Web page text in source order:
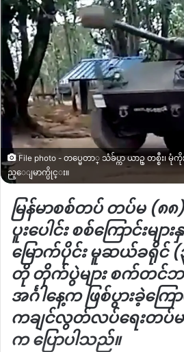
File photo - တပ္မေတာ္ သံခ်ပ္ကာ ယာဥ္ တစ္စီး၊
ည္ေျမာက္ပိုင္း။
မြန်မာစစ်တပ် တပ်မ (၈
ပူးပေါင်း စစ်ကြောင်းမျာ
မြောက်ပိုင်း မူဆယ်ခရိုင် (
တို တိုက်ပွဲများ စက်တင်
အင်္ဂါနေ့က ဖြစ်ပွားခဲ့ကြေ
ကချင်လွတ်လပ်ရေးတပ်
က ပြောပါသည်။